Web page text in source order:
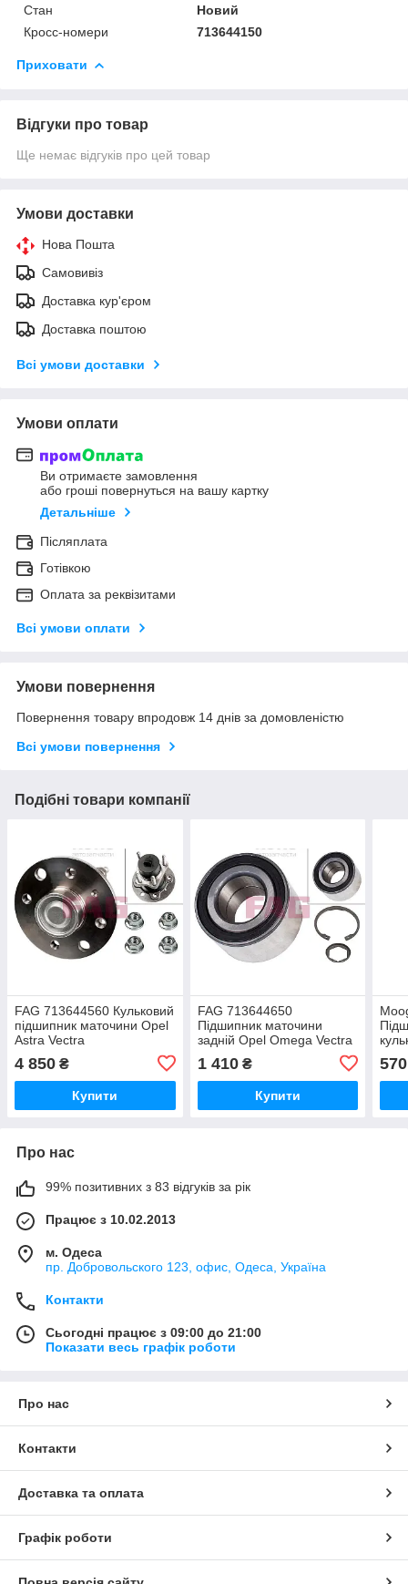
Стан
Новий
Кросс-номери
713644150
Приховати
Відгуки про товар
Ще немає відгуків про цей товар
Умови доставки
Нова Пошта
Самовивіз
Доставка кур'єром
Доставка поштою
Всі умови доставки
Умови оплати
Ви отримаєте замовлення
або гроші повернуться на вашу картку
Детальніше
Післяплата
Готівкою
Оплата за реквізитами
Всі умови оплати
Умови повернення
Повернення товару впродовж 14 днів за домовленістю
Всі умови повернення
Подібні товари компанії
FAG 713644560 Кульковий
підшипник маточини Opel
Astra Vectra
4 850 ₴
Купити
FAG 713644650
Підшипник маточини
задній Opel Omega Vectra
1 410₴
Купити
570
Про нас
99% позитивних з 83 відгуків за рік
Працює з 10.02.2013
м. Одеса
пр. Добровольского 123, офис, Одеса, Україна
Контакти
Сьогодні працює з 09:00 до 21:00
Показати весь графік роботи
Про нас
Контакти
Доставка та оплата
Графік роботи